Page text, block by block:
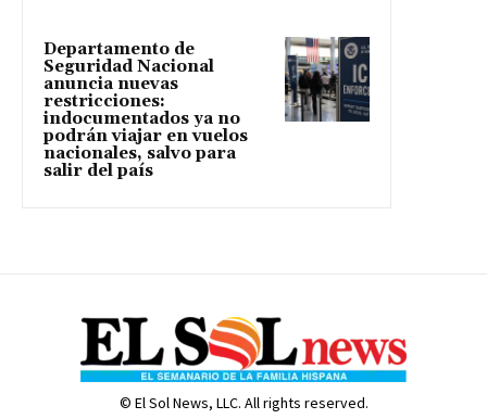
Departamento de
Seguridad Nacional
anuncia nuevas
restricciones:
indocumentados ya no
podrán viajar en vuelos
nacionales, salvo para
salir del país
© El Sol News, LLC. All rights reserved.